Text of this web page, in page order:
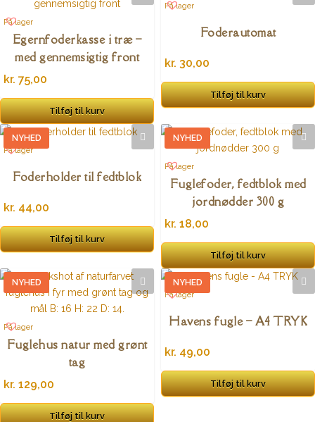
På lager
Egernfoderkasse i træ –
med gennemsigtig front
kr. 75,00
Tilføj til kurv
På lager
Foderautomat
kr. 30,00
Tilføj til kurv
NYHED
På lager
Foderholder til fedtblok
kr. 44,00
Tilføj til kurv
NYHED
På lager
Fuglefoder, fedtblok med
jordnødder 300 g
kr. 18,00
Tilføj til kurv
NYHED
På lager
Fuglehus natur med grønt
tag
kr. 129,00
Tilføj til kurv
NYHED
På lager
Havens fugle – A4 TRYK
kr. 49,00
Tilføj til kurv